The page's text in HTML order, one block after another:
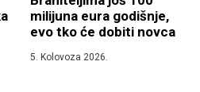
milijuna eura godišnje,
evo tko će dobiti novca
5. Kolovoza 2026.